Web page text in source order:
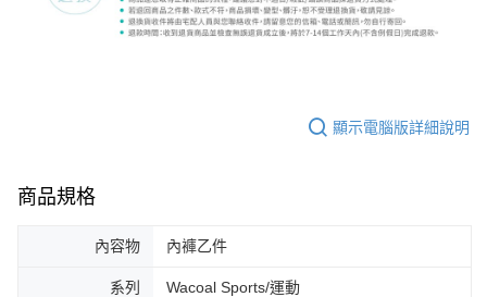
顯示電腦版詳細說明
商品規格
內容物 內褲乙件
系列 Wacoal Sports/運動